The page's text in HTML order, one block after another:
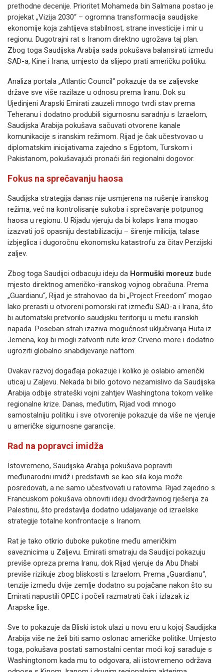
prethodne decenije. Prioritet Mohameda bin Salmana postao je
projekat „Vizija 2030“ – ogromna transformacija saudijske
ekonomije koja zahtijeva stabilnost, strane investicije i mir u
regionu. Dugotrajni rat s Iranom direktno ugrožava taj plan.
Zbog toga Saudijska Arabija sada pokušava balansirati između
SAD-a, Kine i Irana, umjesto da slijepo prati američku politiku.
Analiza portala „Atlantic Council“ pokazuje da se zaljevske
države sve više razilaze u odnosu prema Iranu. Dok su
Ujedinjeni Arapski Emirati zauzeli mnogo tvrđi stav prema
Teheranu i dodatno produbili sigurnosnu saradnju s Izraelom,
Saudijska Arabija pokušava sačuvati otvorene kanale
komunikacije s iranskim režimom. Rijad je čak učestvovao u
diplomatskim inicijativama zajedno s Egiptom, Turskom i
Pakistanom, pokušavajući pronaći širi regionalni dogovor.
Fokus na sprečavanju haosa
Saudijska strategija danas nije usmjerena na rušenje iranskog
režima, već na kontrolisanje sukoba i sprečavanje potpunog
haosa u regionu. U Rijadu vjeruju da bi kolaps Irana mogao
izazvati još opasniju destabilizaciju – širenje milicija, talase
izbjeglica i dugoročnu ekonomsku katastrofu za čitav Perzijski
zaljev.
Zbog toga Saudijci odbacuju ideju da Hormuški moreuz bude
mjesto direktnog američko-iranskog vojnog obračuna. Prema
„Guardianu“, Rijad je strahovao da bi „Project Freedom“ mogao
lako prerasti u otvoreni pomorski rat između SAD-a i Irana, što
bi automatski pretvorilo saudijsku teritoriju u metu iranskih
napada. Poseban strah izaziva mogućnost uključivanja Huta iz
Jemena, koji bi mogli zatvoriti rute kroz Crveno more i dodatno
ugroziti globalno snabdijevanje naftom.
Ovakav razvoj događaja pokazuje i koliko je oslabio američki
uticaj u Zaljevu. Nekada bi bilo gotovo nezamislivo da Saudijska
Arabija odbije strateški vojni zahtjev Washingtona tokom velike
regionalne krize. Danas, međutim, Rijad vodi mnogo
samostalniju politiku i sve otvorenije pokazuje da više ne vjeruje
u američke sigurnosne garancije.
Rad na popravci imidža
Istovremeno, Saudijska Arabija pokušava popraviti
međunarodni imidž i predstaviti se kao sila koja može
posredovati, a ne samo učestvovati u ratovima. Rijad zajedno s
Francuskom pokušava obnoviti ideju dvodržavnog rješenja za
Palestinu, što predstavlja dodatno udaljavanje od izraelske
strategije totalne konfrontacije s Iranom.
Rat je tako otkrio duboke pukotine među američkim
saveznicima u Zaljevu. Emirati smatraju da Saudijci pokazuju
previše opreza prema Iranu, dok Rijad vjeruje da Abu Dhabi
previše rizikuje zbog bliskosti s Izraelom. Prema „Guardianu“,
tenzije između dvije zemlje dodatno su pojačane nakon što su
Emirati napustili OPEC i počeli razmatrati čak i izlazak iz
Arapske lige.
Sve to pokazuje da Bliski istok ulazi u novu eru u kojoj Saudijska
Arabija više ne želi biti samo oslonac američke politike. Umjesto
toga, pokušava postati samostalni centar moći koji sarađuje s
Washingtonom kada mu to odgovara, ali istovremeno održava